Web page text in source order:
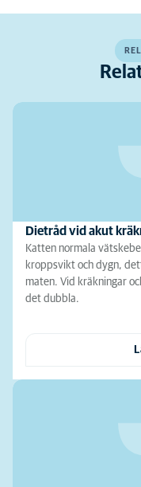
Dietråd vid akut
Katten normala
kroppsvikt och dygn,
maten. Vid kräkningar
det dubbla.